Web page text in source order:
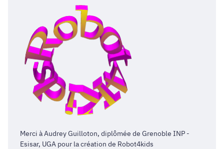
Merci à Audrey Guilloton, diplômée de Grenoble INP -
Esisar, UGA pour la création de Robot4kids